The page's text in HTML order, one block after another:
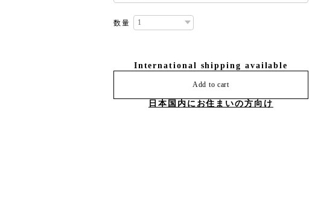
数量
International shipping available
Add to cart
日本国内にお住まいの方向け